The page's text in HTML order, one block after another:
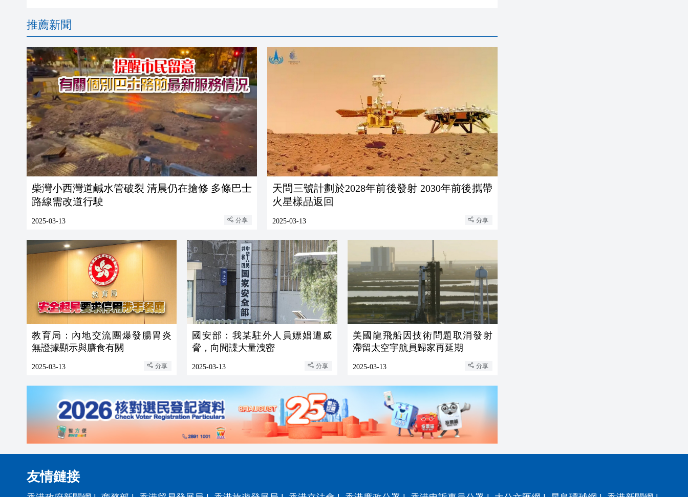
推薦新聞
柴灣小西灣道鹹水管破裂 清晨仍在搶修 多條巴士
路線需改道行駛
2025-03-13 分享
天問三號計劃於2028年前後發射 2030年前後攜帶
火星樣品返回
2025-03-13 分享
教育局：內地交流團爆發腸胃炎
無證據顯示與膳食有關
2025-03-13 分享
國安部：我某駐外人員嫖娼遭威
脅，向間諜大量洩密
2025-03-13 分享
美國龍飛船因技術問題取消發射
滯留太空宇航員歸家再延期
2025-03-13 分享
友情鏈接